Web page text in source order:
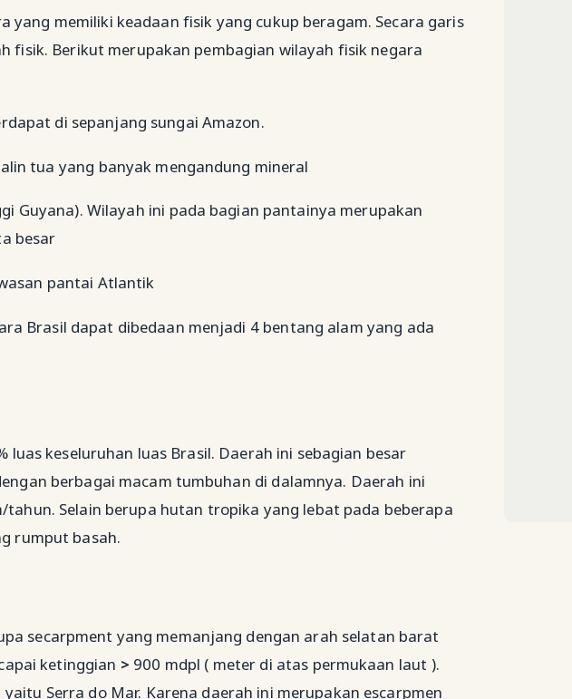
yang memiliki keadaan fisik yang cukup beragam. Secara garis
fisik. Berikut merupakan pembagian wilayah fisik negara
di sepanjang sungai Amazon.
tua yang banyak mengandung mineral
Guyana). Wilayah ini pada bagian pantainya merupakan
besar
pantai Atlantik
Brasil dapat dibedaan menjadi 4 bentang alam yang ada
keseluruhan luas Brasil. Daerah ini sebagian besar
berbagai macam tumbuhan di dalamnya. Daerah ini
Selain berupa hutan tropika yang lebat pada beberapa
rumput basah.
secarpment yang memanjang dengan arah selatan barat
ketinggian > 900 mdpl ( meter di atas permukaan laut ).
Serra do Mar. Karena daerah ini merupakan escarpmen